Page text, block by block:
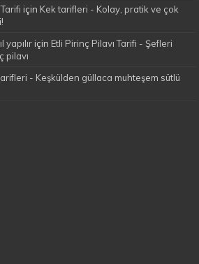
için Kek tarifleri - Kolay, pratik ve çok
yapılır için Etli Pirinç Pilavı Tarifi - Şefleri
pilavı
- Keşkülden güllaca muhteşem sütlü